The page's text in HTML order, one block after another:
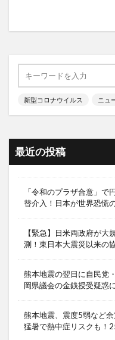
新型コロナウイルス ニュ
最近の投稿
「令和のプラザ合意」
替介入！日本が世界恐慌
【緊急】日米両政府が
測！東日本大震災以来の
熊本地震の翌日に自民党
岡県議会の金銭授受疑惑
熊本地震、震度5弱など
猛暑で熱中症リスクも！